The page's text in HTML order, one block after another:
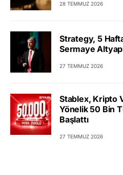
28 TEMMUZ 2026
Strategy, 5
Sermaye
27 TEMMUZ 2026
Stablex, Kripto
Yönelik 50 Bin
Başlattı
27 TEMMUZ 2026